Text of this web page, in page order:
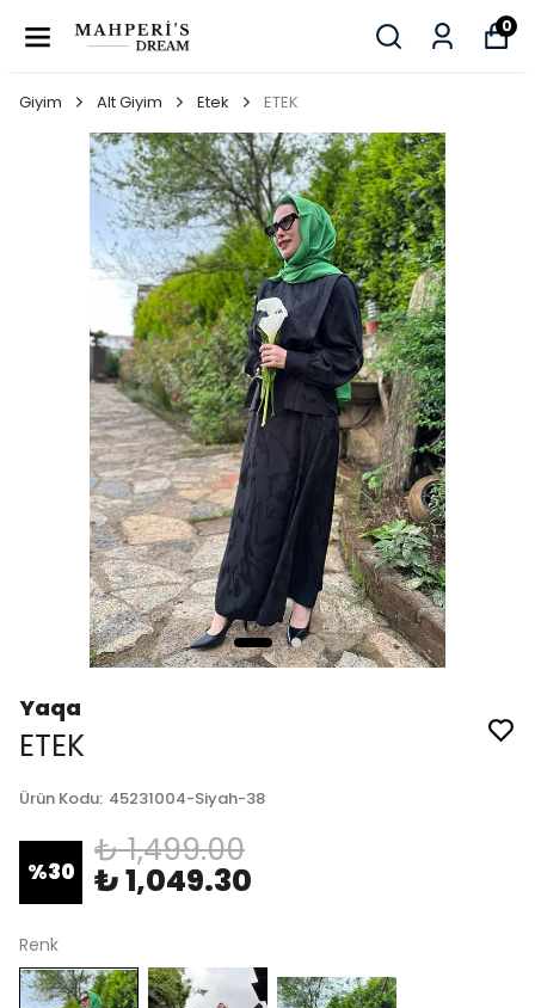
0
Giyim Alt Giyim Etek ETEK
Yaqa
ETEK
Ürün Kodu: 45231004-Siyah-38
%30
₺ 1,499.00
₺ 1,049.30
Renk